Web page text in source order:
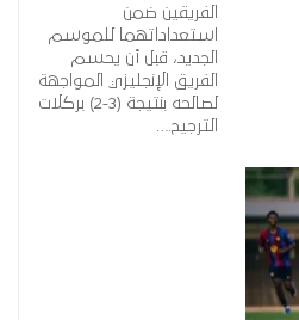
الفريقين ضمن
استعداداتهما للموسم
الجديد، قبل أن يحسم
الفريق الإنجليزي المواجهة
لصالحه بنتيجة (3-2) بركلات
الترجيح.…